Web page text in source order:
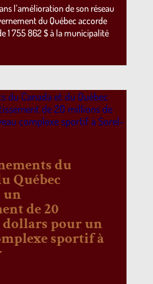
l’amélioration de son réseau
du Québec accorde
1 755 862 $ à la municipalité
du
Québec
de 20
pour un
sportif à